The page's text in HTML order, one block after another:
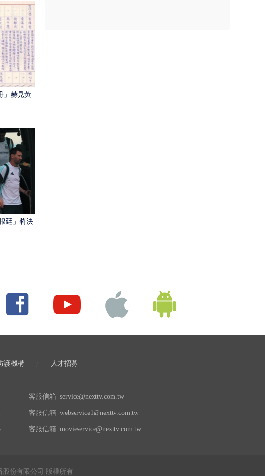
」赫見黃
廷」將決
護機構 人才招募
客服信箱: service@nexttv.com.tw
客服信箱: webservice1@nexttv.com.tw
客服信箱: movieservice@nexttv.com.tw
股份有限公司 版權所有